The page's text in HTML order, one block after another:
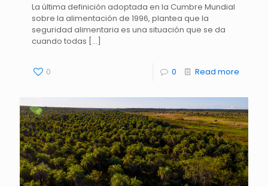
La última definición adoptada en la Cumbre Mundial
sobre la alimentación de 1996, plantea que la
seguridad alimentaria es una situación que se da
cuando todas […]
0 0 Read more